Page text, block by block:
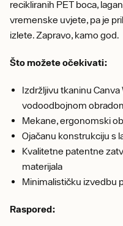
recikliranih PET boca,
vremenske uvjete, pa je
izlete. Zapravo, kamo god.
Što možete očekivati:
Izdržljivu tkaninu
vodoodbojnom
Mekane, ergonomski
Ojačanu konstrukciju s
Kvalitetne patentne
materijala
Minimalističku izvedbu
Raspored: